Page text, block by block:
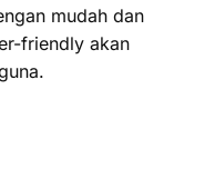
mudah dan
friendly akan